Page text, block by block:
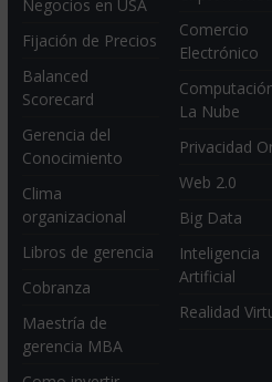
Negocios en USA
Fijación de Precios
Balanced
Scorecard
Gerencia del
Conocimiento
Clima
organizacional
Libros de gerencia
Cobranza
Maestría de
gerencia MBA
Comercio
Electrónico
La Nube
Privacidad
Web 2.0
Big Data
Inteligencia
Artificial
Realidad